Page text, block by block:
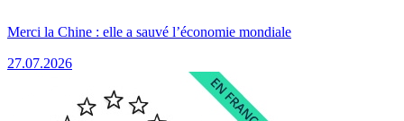
Merci la Chine : elle a sauvé l’économie mondiale
27.07.2026